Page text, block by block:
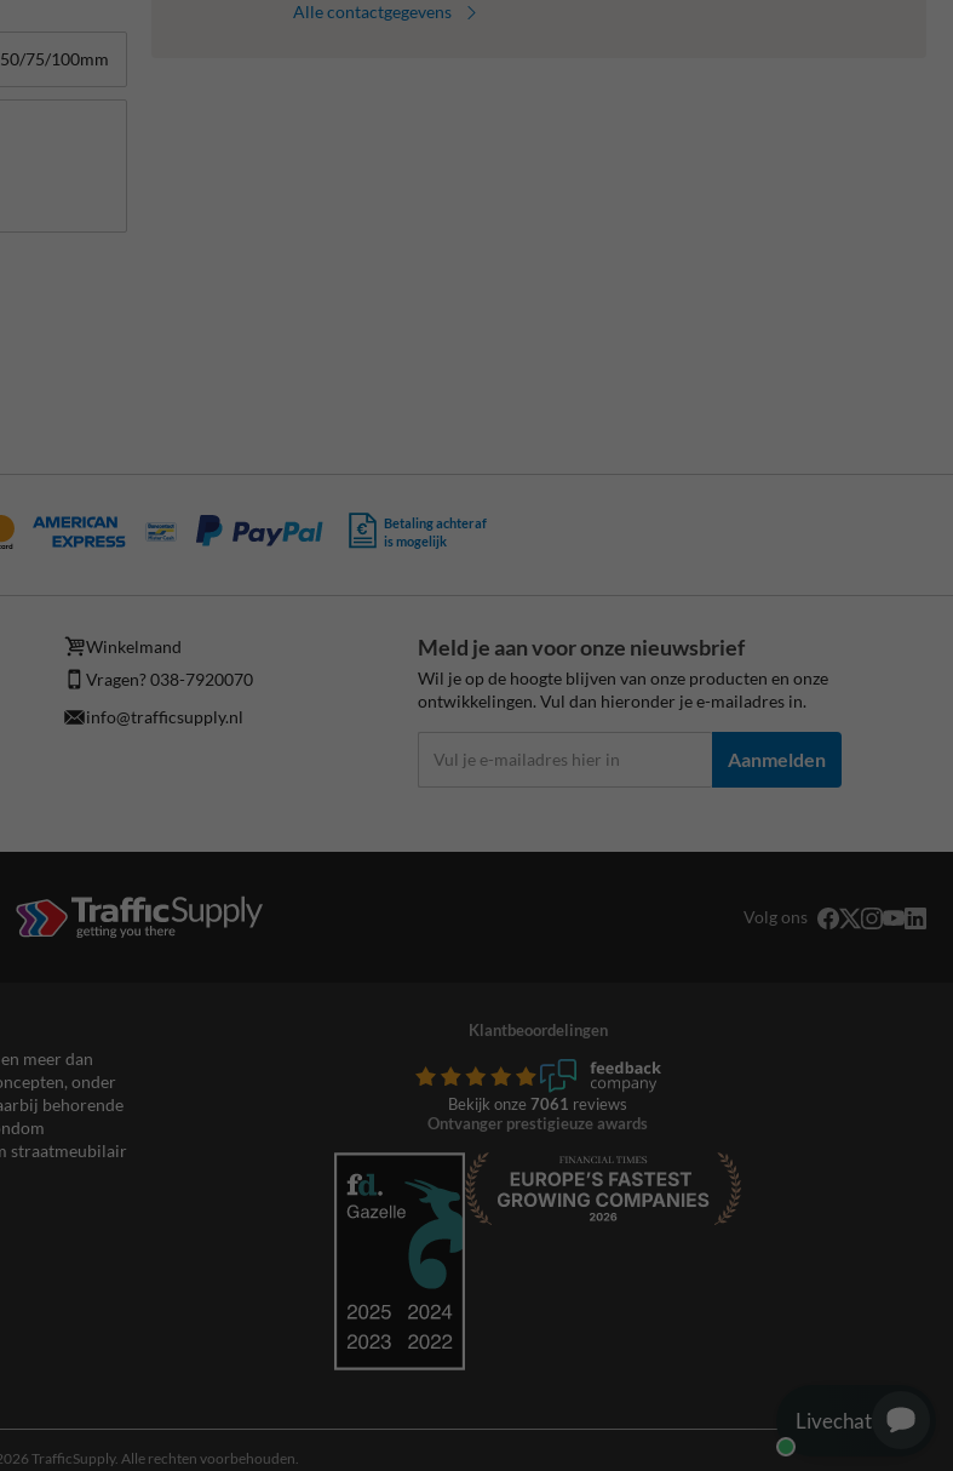
Alle contactgegevens
Betaling achteraf
is mogelijk
Winkelmand
Vragen? 038-7920070
info@trafficsupply.nl
Meld je aan voor onze nieuwsbrief
Wil je op de hoogte blijven van onze producten en onze
ontwikkelingen. Vul dan hieronder je e-mailadres in.
Aanmelden
Volg ons
meer dan
onder
behorende
straatmeubilair
Klantbeoordelingen
Bekijk onze 7061 reviews
Ontvanger prestigieuze awards
TrafficSupply. Alle rechten voorbehouden.
Livechat